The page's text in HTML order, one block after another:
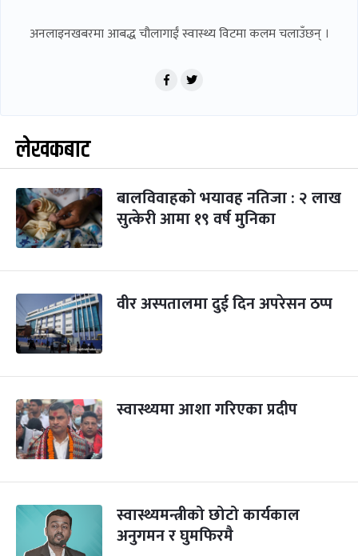
अनलाइनखबरमा आबद्ध चौलागाईं स्वास्थ्य विटमा कलम चलाउँछन् ।
लेखकबाट
बालविवाहको भयावह नतिजा : २ लाख
सुत्केरी आमा १९ वर्ष मुनिका
वीर अस्पतालमा दुई दिन अपरेसन ठप्प
स्वास्थ्यमा आशा गरिएका प्रदीप
स्वास्थ्यमन्त्रीको छोटो कार्यकाल
अनुगमन र घुमफिरमै